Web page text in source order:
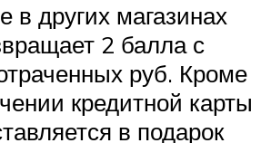
в других магазинах
2 балла с
руб. Кроме
кредитной карты
в подарок